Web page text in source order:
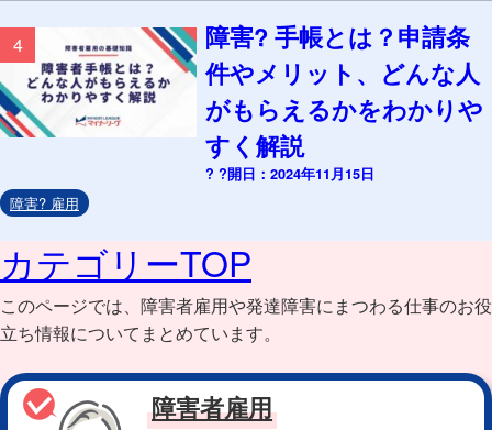
4
障害? 手帳とは？申請条
件やメリット、どんな人
がもらえるかをわかりや
すく解説
? ?開日：2024年11月15日
障害? 雇用
カテゴリーTOP
このページでは、障害者雇用や発達障害にまつわる仕事のお役
立ち情報についてまとめています。
障害者雇用